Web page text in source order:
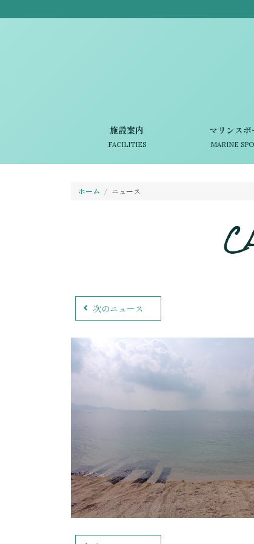
施設案内
FACILITIES
マリンスポ
MARINE
ホーム ニュース
次のニュース